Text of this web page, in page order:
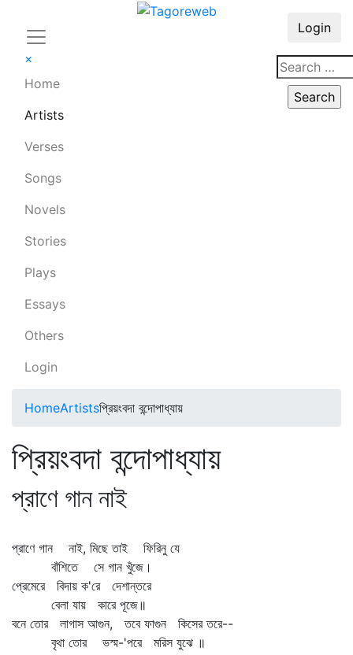
×
Home
Artists
Verses
Songs
Novels
Stories
Plays
Essays
Others
Login
Login
HomeArtistsপ্রিয়ংবদা বন্দোপাধ্যায়
প্রিয়ংবদা বন্দোপাধ্যায়
প্রাণে গান নাই
প্রাণে গান নাই, মিছে তাই ফিরিনু যে
বাঁশিতে সে গান খুঁজে।
প্রেমেরে বিদায় ক'রে দেশান্তরে
বেলা যায় কারে পূজে॥
বনে তোর লাগাস আগুন, তবে ফাগুন কিসের তরে--
বৃথা তোর ভস্ম-'পরে মরিস যুঝে ॥